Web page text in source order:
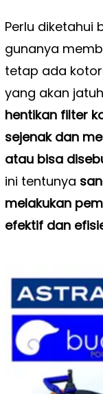
Perlu diketahui
gunanya
tetap ada
yang akan
hentikan filter
sejenak dan
atau bisa
ini tentunya
melakukan
efektif dan